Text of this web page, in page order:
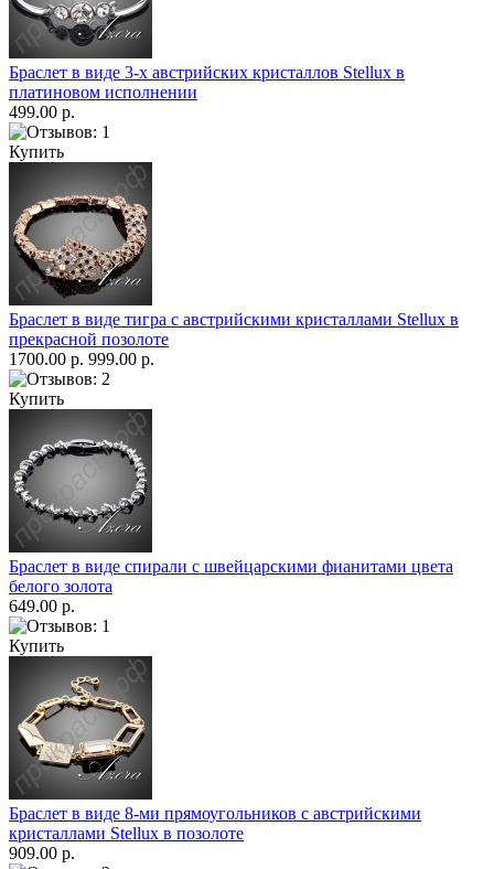
Браслет в виде 3-х австрийских кристаллов Stellux в
платиновом исполнении
499.00 р.
Купить
Браслет в виде тигра с австрийскими кристаллами Stellux в
прекрасной позолоте
1700.00 р. 999.00 р.
Купить
Браслет в виде спирали с швейцарскими фианитами цвета
белого золота
649.00 р.
Купить
Браслет в виде 8-ми прямоугольников с австрийскими
кристаллами Stellux в позолоте
909.00 р.